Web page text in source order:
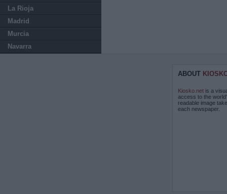
La Rioja
Madrid
Murcia
Navarra
ABOUT
Kiosko.net is a
access to the
readable image
each newspaper.